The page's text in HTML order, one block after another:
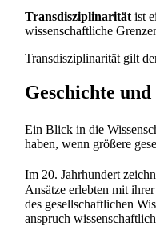
Transdisziplinarität ist
wissen­schaft­liche
Transdisziplinarität gilt
Geschichte
Ein Blick in die
haben, wenn größere
Im 20. Jahrhundert
Ansätze erlebten mit
des gesellschaftlichen
anspruch